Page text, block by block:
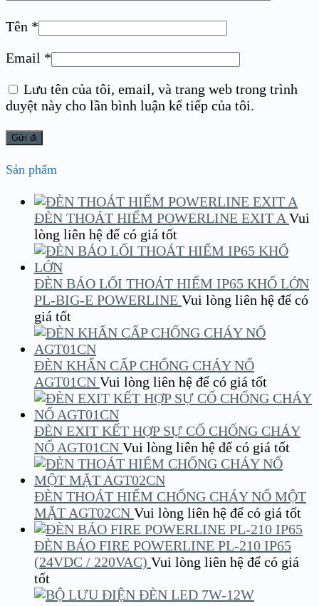
Tên *
Email *
Lưu tên của tôi, email, và trang web trong trình
duyệt này cho lần bình luận kế tiếp của tôi.
Sản phẩm
ĐÈN THOÁT HIỂM POWERLINE EXIT A Vui
lòng liên hệ để có giá tốt
ĐÈN BÁO LỐI THOÁT HIỂM IP65 KHỔ LỚN
PL-BIG-E POWERLINE Vui lòng liên hệ để có
giá tốt
ĐÈN KHẨN CẤP CHỐNG CHÁY NỔ
AGT01CN Vui lòng liên hệ để có giá tốt
ĐÈN EXIT KẾT HỢP SỰ CỐ CHỐNG CHÁY
NỔ AGT01CN Vui lòng liên hệ để có giá tốt
ĐÈN THOÁT HIỂM CHỐNG CHÁY NỔ MỘT
MẶT AGT02CN Vui lòng liên hệ để có giá tốt
ĐÈN BÁO FIRE POWERLINE PL-210 IP65
(24VDC / 220VAC) Vui lòng liên hệ để có giá
tốt